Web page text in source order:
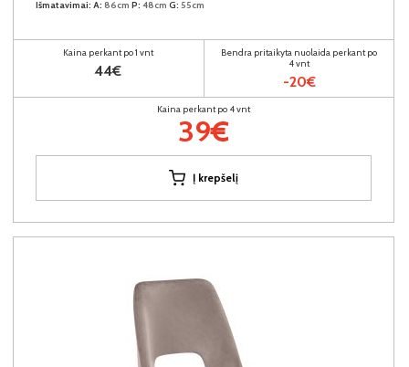
Išmatavimai: A: 86cm P: 48cm G: 55cm
Kaina perkant po 1 vnt
44€
Bendra pritaikyta nuolaida perkant po
4 vnt
-20€
Kaina perkant po 4 vnt
39€
Į krepšelį